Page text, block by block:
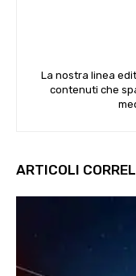
La nostra linea
contenuti che
ARTICOLI